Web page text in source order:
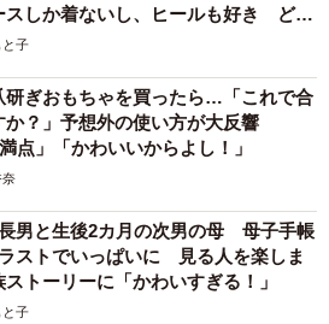
スしか着ないし、ヒールも好き どの
と子
研ぎおもちゃを買ったら…「これで合
か？」予想外の使い方が大反響
満点」「かわいいからよし！」
奈
男と生後2カ月の次男の母 母子手帳
ストでいっぱいに 見る人を楽しま
トーリーに「かわいすぎる！」
と子